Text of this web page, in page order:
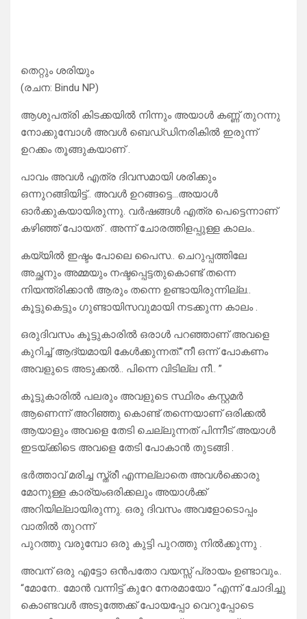
തെറ്റും ശരിയും
(രചന: Bindu NP)
ആശുപത്രി കിടക്കയിൽ നിന്നും അയാൾ കണ്ണ് തുറന്നു
നോക്കുമ്പോൾ അവൾ ബെഡ്‌ഡിനരികിൽ ഇരുന്ന്
ഉറക്കം തൂങ്ങുകയാണ് .
പാവം അവൾ എത്ര ദിവസമായി ശരിക്കും
ഒന്നുറങ്ങിയിട്ട്.. അവൾ ഉറങ്ങട്ടെ…അയാൾ
ഓർക്കുകയായിരുന്നു. വർഷങ്ങൾ എത്ര പെട്ടെന്നാണ്
കഴിഞ്ഞ് പോയത് . അന്ന് ചോരത്തിളപ്പുള്ള കാലം..
കയ്യിൽ ഇഷ്ടം പോലെ പൈസ.. ചെറുപ്പത്തിലേ
അച്ഛനും അമ്മയും നഷ്ടപ്പെട്ടതുകൊണ്ട് തന്നെ
നിയന്ത്രിക്കാൻ ആരും തന്നെ ഉണ്ടായിരുന്നില്ല..
കൂട്ടുകെട്ടും ഗുണ്ടായിസവുമായി നടക്കുന്ന കാലം .
ഒരുദിവസം കൂട്ടുകാരിൽ ഒരാൾ പറഞ്ഞാണ് അവളെ
കുറിച്ച് ആദ്യമായി കേൾക്കുന്നത്.”നീ ഒന്ന് പോകണം
അവളുടെ അടുക്കൽ.. പിന്നെ വിടില്ല നീ.. ”
കൂട്ടുകാരിൽ പലരും അവളുടെ സ്ഥിരം കസ്റ്റമർ
ആണെന്ന് അറിഞ്ഞു കൊണ്ട് തന്നെയാണ് ഒരിക്കൽ
ആയാളും അവളെ തേടി ചെല്ലുന്നത് പിന്നീട് അയാൾ
ഇടയ്ക്കിടെ അവളെ തേടി പോകാൻ തുടങ്ങി .
ഭർത്താവ് മരിച്ച സ്ത്രീ എന്നല്ലാതെ അവൾക്കൊരു
മോനുള്ള കാര്യംഒരിക്കലും അയാൾക്ക്
അറിയില്ലായിരുന്നു. ഒരു ദിവസം അവളോടൊപ്പം
വാതിൽ തുറന്ന്
പുറത്തു വരുമ്പോ ഒരു കുട്ടി പുറത്തു നിൽക്കുന്നു .
അവന് ഒരു എട്ടോ ഒൻപതോ വയസ്സ് പ്രായം ഉണ്ടാവും..
“മോനേ.. മോൻ വന്നിട്ട് കുറേ നേരമായോ “എന്ന് ചോദിച്ചു
കൊണ്ടവൾ അടുത്തേക്ക് പോയപ്പോ വെറുപ്പോടെ